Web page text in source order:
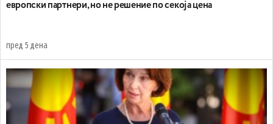
европски партнери, но не решение по секоја цена
пред 5 дена